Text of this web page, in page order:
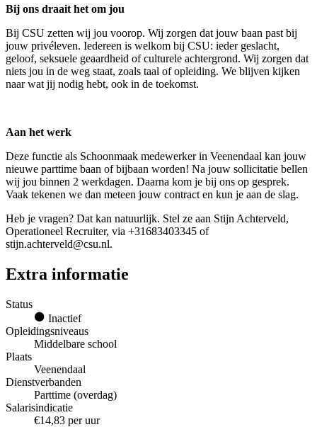
Bij ons draait het om jou
Bij CSU zetten wij jou voorop. Wij zorgen dat jouw baan past bij
jouw privéleven. Iedereen is welkom bij CSU: ieder geslacht,
geloof, seksuele geaardheid of culturele achtergrond. Wij zorgen dat
niets jou in de weg staat, zoals taal of opleiding. We blijven kijken
naar wat jij nodig hebt, ook in de toekomst.
Aan het werk
Deze functie als Schoonmaak medewerker in Veenendaal kan jouw
nieuwe parttime baan of bijbaan worden! Na jouw sollicitatie bellen
wij jou binnen 2 werkdagen. Daarna kom je bij ons op gesprek.
Vaak tekenen we dan meteen jouw contract en kun je aan de slag.
Heb je vragen? Dat kan natuurlijk. Stel ze aan Stijn Achterveld,
Operationeel Recruiter, via +31683403345 of
stijn.achterveld@csu.nl.
Extra informatie
Status
Inactief
Opleidingsniveaus
Middelbare school
Plaats
Veenendaal
Dienstverbanden
Parttime (overdag)
Salarisindicatie
€14,83 per uur